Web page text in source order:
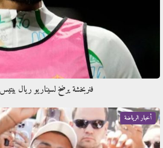
فنربخشة يرضخ لسيناريو ريال
أخبار الرياضة